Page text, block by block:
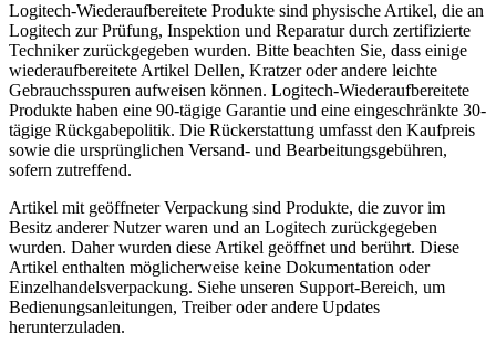
Logitech-Wiederaufbereitete Produkte sind physische Artikel, die an
Logitech zur Prüfung, Inspektion und Reparatur durch zertifizierte
Techniker zurückgegeben wurden. Bitte beachten Sie, dass einige
wiederaufbereitete Artikel Dellen, Kratzer oder andere leichte
Gebrauchsspuren aufweisen können. Logitech-Wiederaufbereitete
Produkte haben eine 90-tägige Garantie und eine eingeschränkte 30-
tägige Rückgabepolitik. Die Rückerstattung umfasst den Kaufpreis
sowie die ursprünglichen Versand- und Bearbeitungsgebühren,
sofern zutreffend.
Artikel mit geöffneter Verpackung sind Produkte, die zuvor im
Besitz anderer Nutzer waren und an Logitech zurückgegeben
wurden. Daher wurden diese Artikel geöffnet und berührt. Diese
Artikel enthalten möglicherweise keine Dokumentation oder
Einzelhandelsverpackung. Siehe unseren Support-Bereich, um
Bedienungsanleitungen, Treiber oder andere Updates
herunterzuladen.